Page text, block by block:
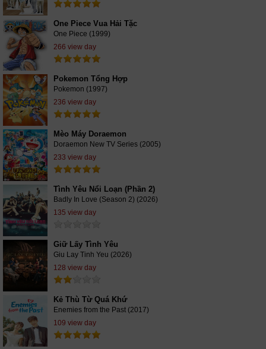
One Piece Vua Hải Tặc
One Piece (1999)
266 view day
Pokemon Tổng Hợp
Pokemon (1997)
236 view day
Mèo Máy Doraemon
Doraemon New TV Series (2005)
233 view day
Tình Yêu Nổi Loạn (Phần 2)
Badly In Love (Season 2) (2026)
135 view day
Giữ Lấy Tình Yêu
Giu Lay Tinh Yeu (2026)
128 view day
Kẻ Thù Từ Quá Khứ
Enemies from the Past (2017)
109 view day